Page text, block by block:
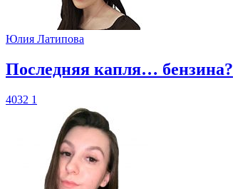
Юлия Латипова
​Последняя капля… бензина?
4032 1